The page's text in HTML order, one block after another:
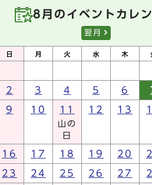
8月のイベントカレ
翌月
2 3 4 5 6
9 10 11
山の
日
12 13
16 17 18 19 20
23 24 25 26 27